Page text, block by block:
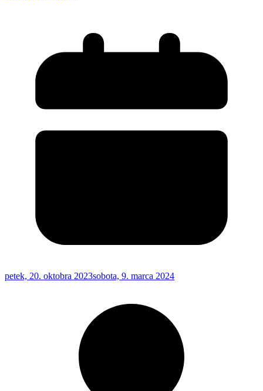
petek, 20. oktobra 2023sobota, 9. marca 2024